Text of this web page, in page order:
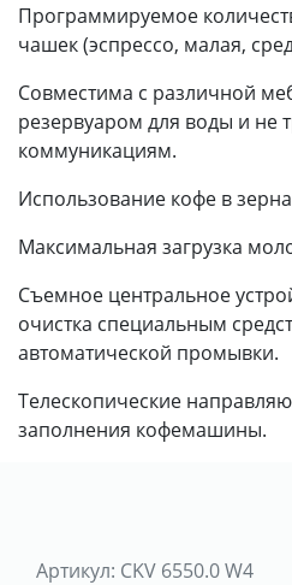
Программируемое
чашек (эспрессо, малая,
Cовместима с различной
резервуаром для воды и не
коммуникациям.
Использование кофе в
Максимальная загрузка
Съемное центральное
очистка специальным
автоматической промывки.
Телескопические
заполнения кофемашины.
Артикул: CKV 6550.0 W4